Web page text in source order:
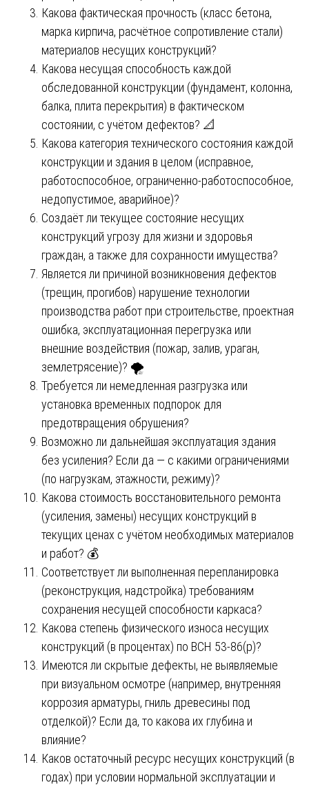
Какова фактическая прочность (класс бетона,
марка кирпича, расчётное сопротивление стали)
материалов несущих конструкций?
Какова несущая способность каждой
обследованной конструкции (фундамент, колонна,
балка, плита перекрытия) в фактическом
состоянии, с учётом дефектов? 📐
Какова категория технического состояния каждой
конструкции и здания в целом (исправное,
работоспособное, ограниченно-работоспособное,
недопустимое, аварийное)?
Создаёт ли текущее состояние несущих
конструкций угрозу для жизни и здоровья
граждан, а также для сохранности имущества?
Является ли причиной возникновения дефектов
(трещин, прогибов) нарушение технологии
производства работ при строительстве, проектная
ошибка, эксплуатационная перегрузка или
внешние воздействия (пожар, залив, ураган,
землетрясение)? 🌪️
Требуется ли немедленная разгрузка или
установка временных подпорок для
предотвращения обрушения?
Возможно ли дальнейшая эксплуатация здания
без усиления? Если да — с какими ограничениями
(по нагрузкам, этажности, режиму)?
Какова стоимость восстановительного ремонта
(усиления, замены) несущих конструкций в
текущих ценах с учётом необходимых материалов
и работ? 💰
Соответствует ли выполненная перепланировка
(реконструкция, надстройка) требованиям
сохранения несущей способности каркаса?
Какова степень физического износа несущих
конструкций (в процентах) по ВСН 53-86(р)?
Имеются ли скрытые дефекты, не выявляемые
при визуальном осмотре (например, внутренняя
коррозия арматуры, гниль древесины под
отделкой)? Если да, то какова их глубина и
влияние?
Каков остаточный ресурс несущих конструкций (в
годах) при условии нормальной эксплуатации и